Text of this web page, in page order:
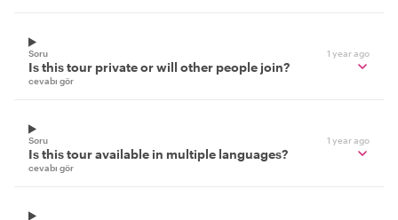
Soru 1 year ago
Is this tour private or will other people join?
cevabı gör
Soru 1 year ago
Is this tour available in multiple languages?
cevabı gör